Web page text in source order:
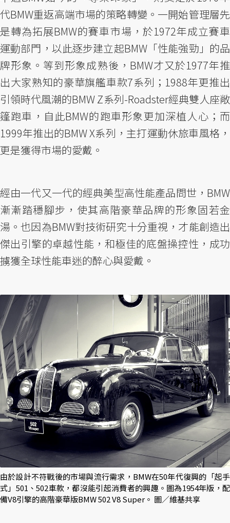
代BMW重返高端市場的策略轉變。一開始管理層先
是轉為拓展BMW的賽車市場，於1972年成立賽車
運動部門，以此逐步建立起BMW「性能強勁」的品
牌形象。等到形象成熟後，BMW才又於1977年推
出大家熟知的豪華旗艦車款7系列；1988年更推出
引領時代風潮的BMW Z系列-Roadster經典雙人座敞
篷跑車，自此BMW的跑車形象更加深植人心；而
1999年推出的BMW X系列，主打運動休旅車風格，
更是獲得市場的愛戴。
經由一代又一代的經典美型高性能產品問世，BMW
漸漸踏穩腳步，使其高階豪華品牌的形象固若金
湯。也因為BMW對技術研究十分重視，才能創造出
傑出引擎的卓越性能，和極佳的底盤操控性，成功
擄獲全球性能車迷的醉心與愛戴。
由於設計不符戰後的市場與流行需求，BMW在50年代復興的「起手
式」501、502車款，都沒能引起消費者的興趣。圖為1954年版，配
備V8引擎的高階豪華版BMW 502 V8 Super。 圖／維基共享